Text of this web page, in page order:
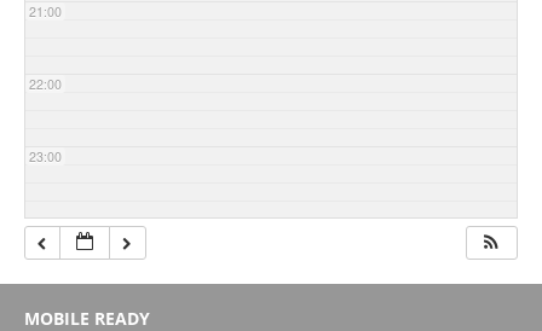
21:00
22:00
23:00
MOBILE READY